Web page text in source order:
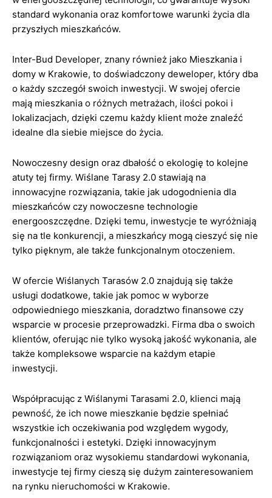
standard wykonania oraz komfortowe warunki życia dla
przyszłych mieszkańców.
Inter-Bud Developer, znany również jako Mieszkania i
domy w Krakowie, to doświadczony deweloper, który dba
o każdy szczegół swoich inwestycji. W swojej ofercie
mają mieszkania o różnych metrażach, ilości pokoi i
lokalizacjach, dzięki czemu każdy klient może znaleźć
idealne dla siebie miejsce do życia.
Nowoczesny design oraz dbałość o ekologię to kolejne
atuty tej firmy. Wiślane Tarasy 2.0 stawiają na
innowacyjne rozwiązania, takie jak udogodnienia dla
mieszkańców czy nowoczesne technologie
energooszczędne. Dzięki temu, inwestycje te wyróżniają
się na tle konkurencji, a mieszkańcy mogą cieszyć się nie
tylko pięknym, ale także funkcjonalnym otoczeniem.
W ofercie Wiślanych Tarasów 2.0 znajdują się także
usługi dodatkowe, takie jak pomoc w wyborze
odpowiedniego mieszkania, doradztwo finansowe czy
wsparcie w procesie przeprowadzki. Firma dba o swoich
klientów, oferując nie tylko wysoką jakość wykonania, ale
także kompleksowe wsparcie na każdym etapie
inwestycji.
Współpracując z Wiślanymi Tarasami 2.0, klienci mają
pewność, że ich nowe mieszkanie będzie spełniać
wszystkie ich oczekiwania pod względem wygody,
funkcjonalności i estetyki. Dzięki innowacyjnym
rozwiązaniom oraz wysokiemu standardowi wykonania,
inwestycje tej firmy cieszą się dużym zainteresowaniem
na rynku nieruchomości w Krakowie.